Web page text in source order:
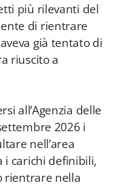
più rilevanti del
di rientrare
già tentato di
riuscito a
all’Agenzia delle
2026 i
nell’area
i carichi definibili,
rientrare nella